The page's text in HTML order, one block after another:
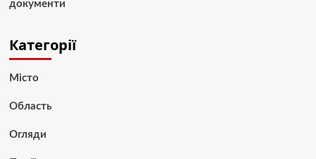
документи
Категорії
Місто
Область
Огляди